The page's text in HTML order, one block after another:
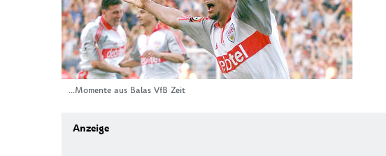
...Momente aus Balas VfB Zeit